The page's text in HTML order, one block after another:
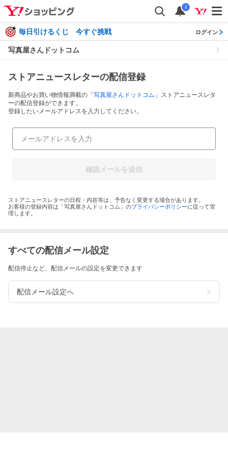
i
毎日引けるくじ 今すぐ挑戦 ログイン
写真屋さんドットコム
ストアニュースレターの配信登録
新商品やお買い物情報満載の「 写真屋さんドットコム 」ストアニュースレタ
ーの配信登録ができます。
登録したいメールアドレスを入力してください。
確認メールを送信
ストアニュースレターの日程・内容等は、予告なく変更する場合があります。
お客様の登録内容は「写真屋さんドットコム 」のプライバシーポリシーに従って管
理します。
すべての配信メール設定
配信停止など、配信メールの設定を変更できます
配信メール設定へ